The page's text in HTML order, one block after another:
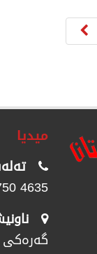
میدیا
4635 750 964+
گەرەکی